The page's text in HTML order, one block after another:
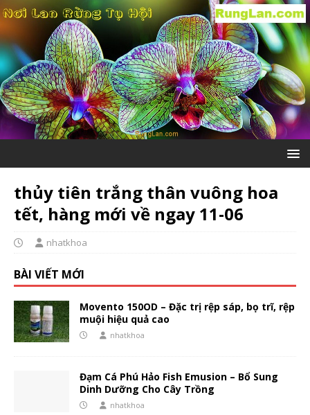
thủy tiên trắng thân vuông hoa
tết, hàng mới về ngay 11-06
nhatkhoa
BÀI VIẾT MỚI
Movento 150OD – Đặc trị rệp sáp, bọ trĩ, rệp
muội hiệu quả cao
nhatkhoa
Đạm Cá Phú Hảo Fish Emusion – Bổ Sung
Dinh Dưỡng Cho Cây Trồng
nhatkhoa